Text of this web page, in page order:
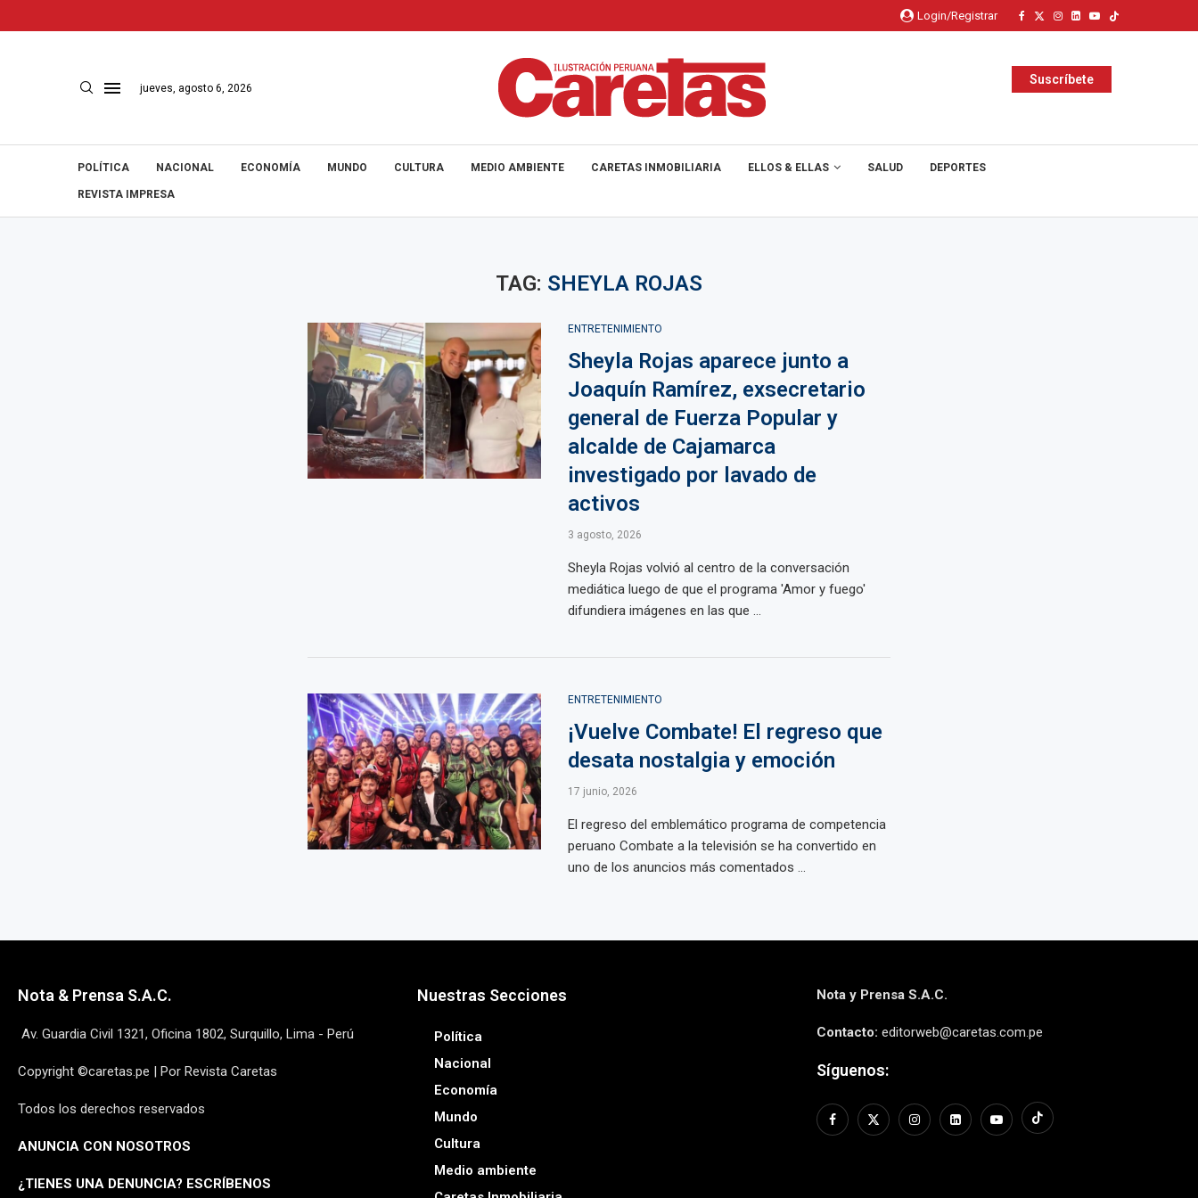
Login/Registrar
jueves, agosto 6, 2026
Suscríbete
POLÍTICA NACIONAL ECONOMÍA MUNDO CULTURA MEDIO AMBIENTE CARETAS INMOBILIARIA ELLOS & ELLAS SALUD DEPORTES
REVISTA IMPRESA
TAG: SHEYLA ROJAS
ENTRETENIMIENTO
Sheyla Rojas aparece junto a
Joaquín Ramírez, exsecretario
general de Fuerza Popular y
alcalde de Cajamarca
investigado por lavado de
activos
3 agosto, 2026
Sheyla Rojas volvió al centro de la conversación
mediática luego de que el programa 'Amor y fuego'
difundiera imágenes en las que ...
ENTRETENIMIENTO
¡Vuelve Combate! El regreso que
desata nostalgia y emoción
17 junio, 2026
El regreso del emblemático programa de competencia
peruano Combate a la televisión se ha convertido en
uno de los anuncios más comentados ...
Nota & Prensa S.A.C.
Av. Guardia Civil 1321, Oficina 1802, Surquillo, Lima - Perú
Copyright ©caretas.pe | Por Revista Caretas
Todos los derechos reservados
ANUNCIA CON NOSOTROS
¿TIENES UNA DENUNCIA? ESCRÍBENOS
Nuestras Secciones
Política
Nacional
Economía
Mundo
Cultura
Medio ambiente
Nota y Prensa S.A.C.
Contacto: editorweb@caretas.com.pe
Síguenos: